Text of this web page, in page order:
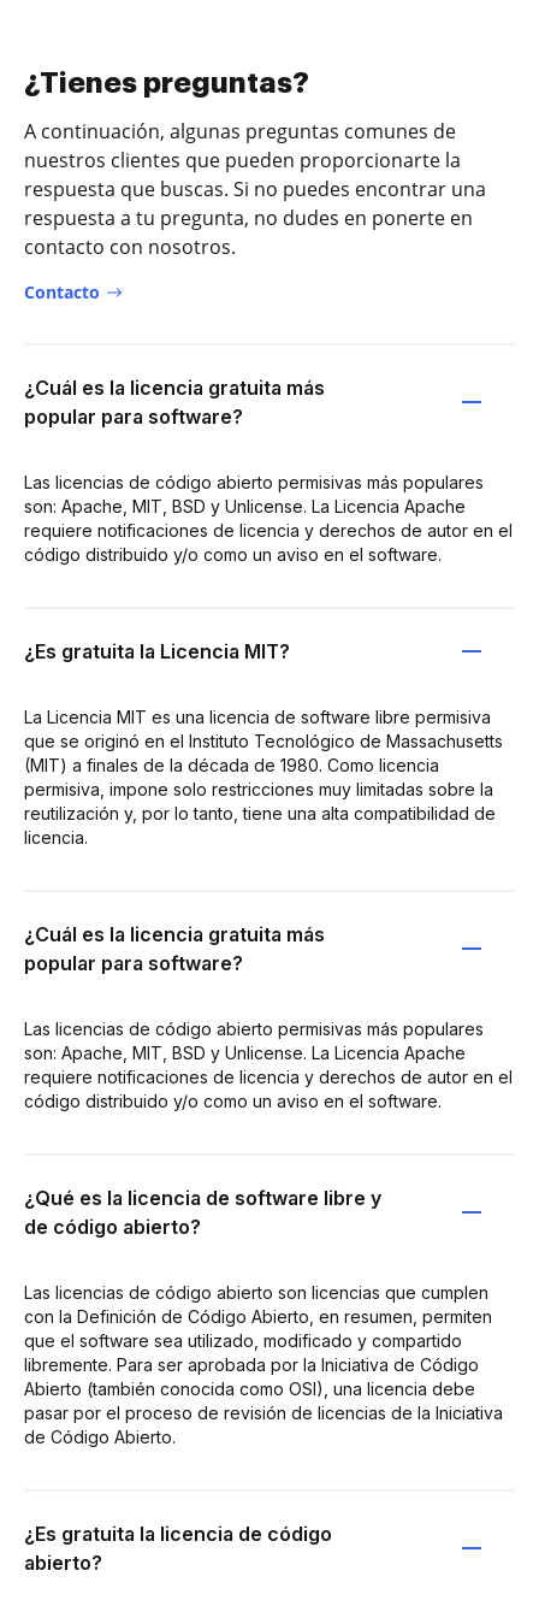
¿Tienes preguntas?
A continuación, algunas preguntas comunes de
nuestros clientes que pueden proporcionarte la
respuesta que buscas. Si no puedes encontrar una
respuesta a tu pregunta, no dudes en ponerte en
contacto con nosotros.
Contacto
¿Cuál es la licencia gratuita más
popular para software?
Las licencias de código abierto permisivas más populares
son: Apache, MIT, BSD y Unlicense. La Licencia Apache
requiere notificaciones de licencia y derechos de autor en el
código distribuido y/o como un aviso en el software.
¿Es gratuita la Licencia MIT?
La Licencia MIT es una licencia de software libre permisiva
que se originó en el Instituto Tecnológico de Massachusetts
(MIT) a finales de la década de 1980. Como licencia
permisiva, impone solo restricciones muy limitadas sobre la
reutilización y, por lo tanto, tiene una alta compatibilidad de
licencia.
¿Cuál es la licencia gratuita más
popular para software?
Las licencias de código abierto permisivas más populares
son: Apache, MIT, BSD y Unlicense. La Licencia Apache
requiere notificaciones de licencia y derechos de autor en el
código distribuido y/o como un aviso en el software.
¿Qué es la licencia de software libre y
de código abierto?
Las licencias de código abierto son licencias que cumplen
con la Definición de Código Abierto, en resumen, permiten
que el software sea utilizado, modificado y compartido
libremente. Para ser aprobada por la Iniciativa de Código
Abierto (también conocida como OSI), una licencia debe
pasar por el proceso de revisión de licencias de la Iniciativa
de Código Abierto.
¿Es gratuita la licencia de código
abierto?